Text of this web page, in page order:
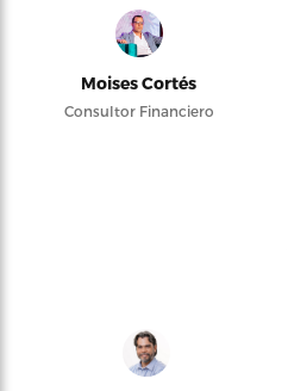
Moises Cortés
Consultor Financiero